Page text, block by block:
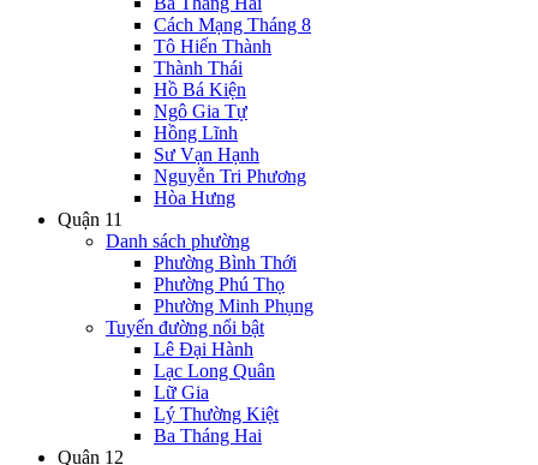
Cách Mạng Tháng 8
Tô Hiến Thành
Thành Thái
Hồ Bá Kiện
Ngô Gia Tự
Hồng Lĩnh
Sư Vạn Hạnh
Nguyễn Tri Phương
Hòa Hưng
Quận 11
Danh sách phường
Phường Bình Thới
Phường Phú Thọ
Phường Minh Phụng
Tuyến đường nổi bật
Lê Đại Hành
Lạc Long Quân
Lữ Gia
Lý Thường Kiệt
Ba Tháng Hai
Quận 12